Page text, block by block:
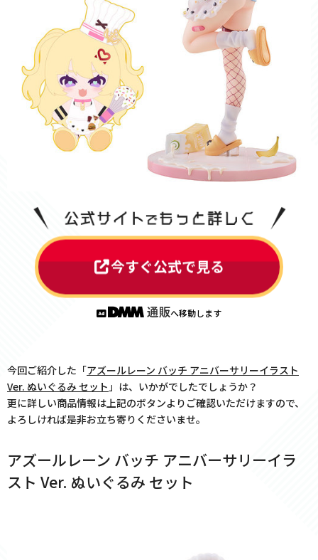
今すぐ公式で見る
へ移動します
今回ご紹介した「アズールレーン バッチ アニバーサリーイラスト
Ver. ぬいぐるみ セット 」は、いかがでしたでしょうか？
更に詳しい商品情報は上記のボタンよりご確認いただけますので、
よろしければ是非お立ち寄りくださいませ。
アズールレーン バッチ アニバーサリーイラ
スト Ver. ぬいぐるみ セット